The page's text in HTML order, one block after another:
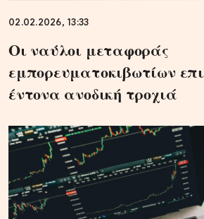
02.02.2026, 13:33
Οι ναύλοι μεταφοράς
εμπορευματοκιβωτίων
έντονα ανοδική τροχιά